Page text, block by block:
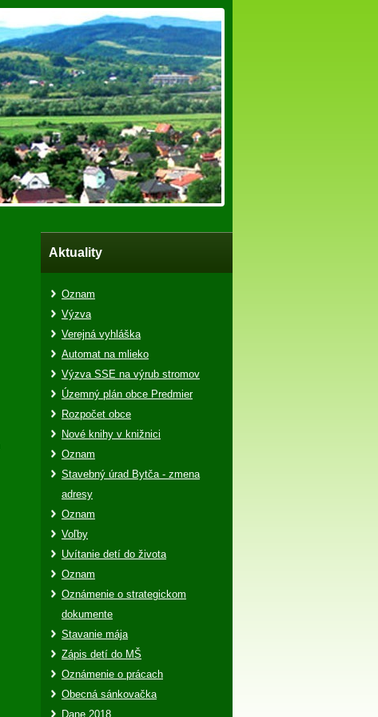
Aktuality
Oznam
Výzva
Verejná vyhláška
Automat na mlieko
Výzva SSE na výrub stromov
Územný plán obce Predmier
Rozpočet obce
Nové knihy v knižnici
Oznam
Stavebný úrad Bytča - zmena
adresy
Oznam
Voľby
Uvítanie detí do života
Oznam
Oznámenie o strategickom
dokumente
Stavanie mája
Zápis detí do MŠ
Oznámenie o prácach
Obecná sánkovačka
Dane 2018